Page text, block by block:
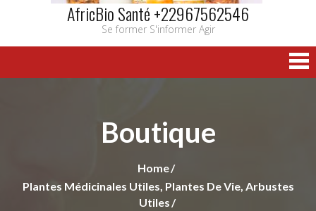
AfricBio Santé +22967562546
Se former S'informer Agir
Boutique
Home
Plantes Médicinales Utiles, Plantes De Vie, Arbustes
Utiles